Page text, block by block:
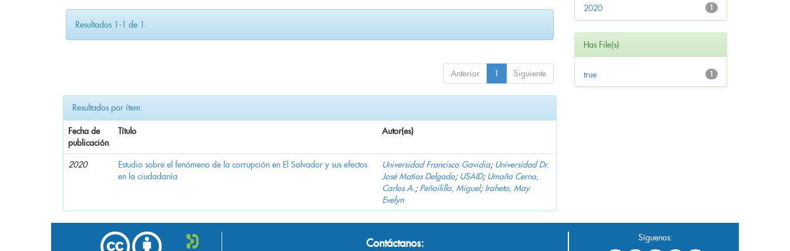
Resultados 1-1 de 1.
Anterior 1 Siguiente
Resultados por ítem:
Fecha de
publicación
Título Autor(es)
2020
Estudio sobre el fenómeno de la corrupción en El Salvador y sus efectos
en la ciudadanía
Universidad Francisco Gavidia; Universidad Dr.
José Matías Delgado; USAID; Umaña Cerna,
Carlos A.; Peñailillo, Miguel; Iraheta, May
Evelyn
1
2020
Has File(s)
1
true
Contáctanos: Síguenos: